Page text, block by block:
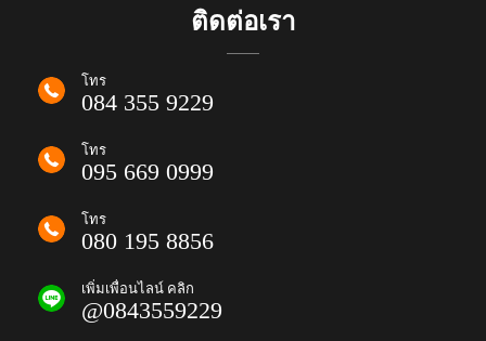
ติดต่อเรา
โทร
084 355 9229
โทร
095 669 0999
โทร
080 195 8856
เพิ่มเพื่อนไลน์ คลิก
@0843559229